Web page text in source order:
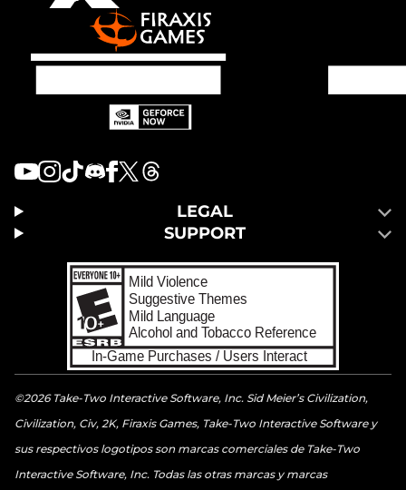
LEGAL
SUPPORT
©2026 Take-Two Interactive Software, Inc. Sid Meier’s Civilization,
Civilization, Civ, 2K, Firaxis Games, Take-Two Interactive Software y
sus respectivos logotipos son marcas comerciales de Take-Two
Interactive Software, Inc. Todas las otras marcas y marcas